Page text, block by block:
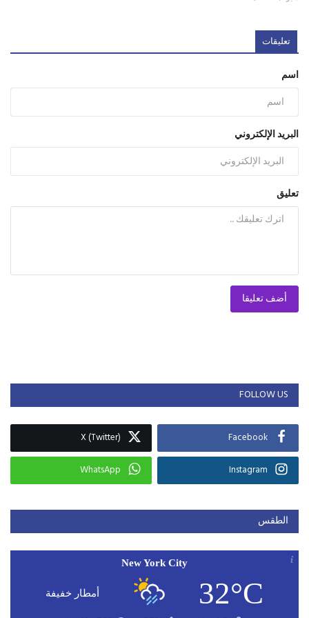
تعليقات
اسم
البريد الإلكتروني
تعليق
أضف تعليقا
FOLLOW US
Facebook
X (Twitter)
Instagram
WhatsApp
الطقس
New York City
32°C أمطار خفيفة